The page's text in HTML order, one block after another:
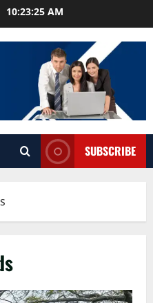
10:23:26 AM
SUBSCRIBE